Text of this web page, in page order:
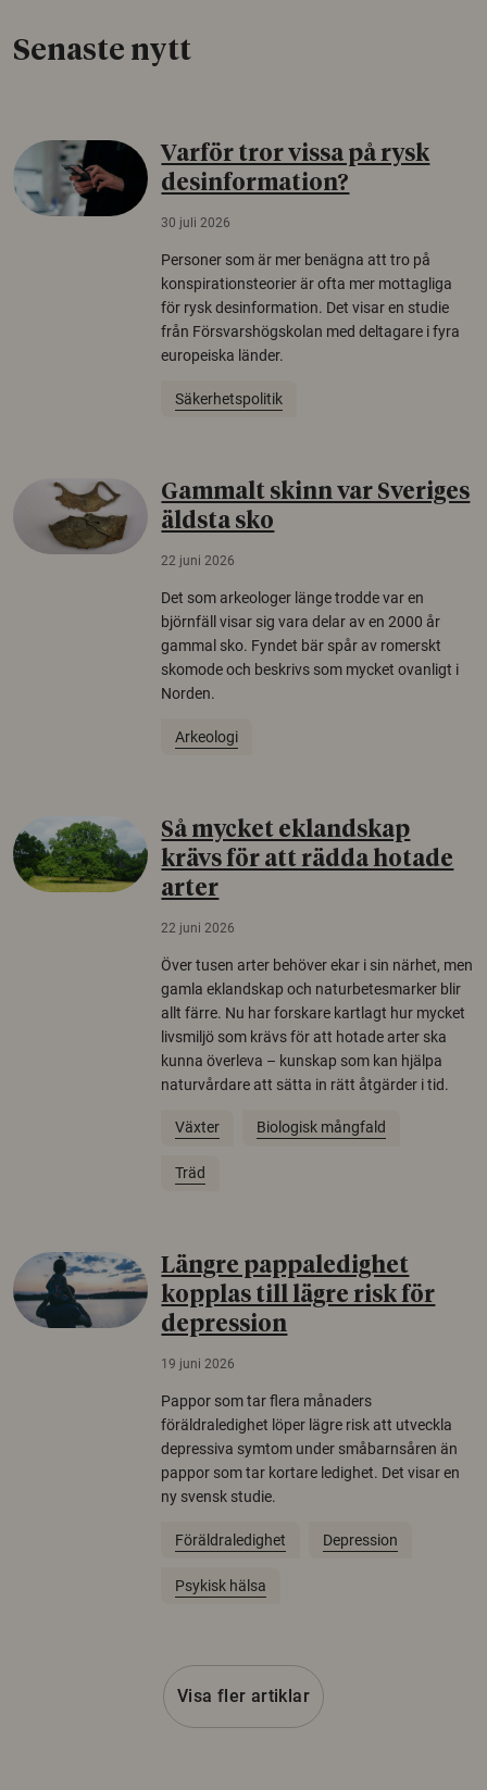
Senaste nytt
Varför tror vissa på rysk
desinformation?
30 juli 2026
Personer som är mer benägna att tro på
konspirationsteorier är ofta mer mottagliga
för rysk desinformation. Det visar en studie
från Försvarshögskolan med deltagare i fyra
europeiska länder.
Säkerhetspolitik
Gammalt skinn var Sveriges
äldsta sko
22 juni 2026
Det som arkeologer länge trodde var en
björnfäll visar sig vara delar av en 2000 år
gammal sko. Fyndet bär spår av romerskt
skomode och beskrivs som mycket ovanligt i
Norden.
Arkeologi
Så mycket eklandskap
krävs för att rädda hotade
arter
22 juni 2026
Över tusen arter behöver ekar i sin närhet, men
gamla eklandskap och naturbetesmarker blir
allt färre. Nu har forskare kartlagt hur mycket
livsmiljö som krävs för att hotade arter ska
kunna överleva – kunskap som kan hjälpa
naturvårdare att sätta in rätt åtgärder i tid.
Växter Biologisk mångfald
Träd
Längre pappaledighet
kopplas till lägre risk för
depression
19 juni 2026
Pappor som tar flera månaders
föräldraledighet löper lägre risk att utveckla
depressiva symtom under småbarnsåren än
pappor som tar kortare ledighet. Det visar en
ny svensk studie.
Föräldraledighet Depression
Psykisk hälsa
Visa fler artiklar